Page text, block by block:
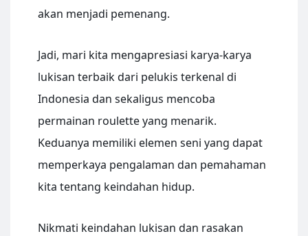
akan menjadi pemenang.
Jadi, mari kita mengapresiasi karya-karya
lukisan terbaik dari pelukis terkenal di
Indonesia dan sekaligus mencoba
permainan roulette yang menarik.
Keduanya memiliki elemen seni yang dapat
memperkaya pengalaman dan pemahaman
kita tentang keindahan hidup.
Nikmati keindahan lukisan dan rasakan